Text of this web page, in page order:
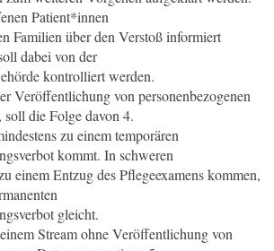
Patient*innen
Familien über den Verstoß informiert
dabei von der
kontrolliert werden.
Veröffentlichung von personenbezogenen
die Folge davon 4.
zu einem temporären
kommt. In schweren
einem Entzug des Pflegeexamens kommen,
gleicht.
Stream ohne Veröffentlichung von